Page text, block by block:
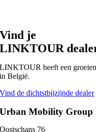
Vind je
LINKTOUR
LINKTOUR heeft een
in België.
Vind de dichtstbijzijnde dealer
Urban Mobility Group
Oostschans 76